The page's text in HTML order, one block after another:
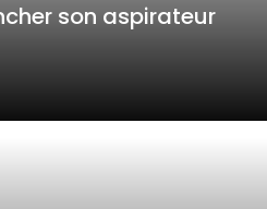
son aspirateur